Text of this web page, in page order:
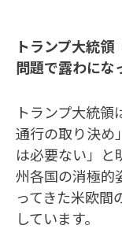
トランプ大統
問題で露わにな
トランプ大統領
通行の取り決め
は必要ない」と
州各国の消極的
ってきた米欧間
しています。